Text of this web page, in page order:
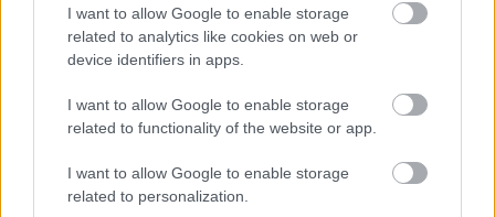
I want to allow Google to enable storage
related to analytics like cookies on web or
device identifiers in apps.
I want to allow Google to enable storage
related to functionality of the website or app.
I want to allow Google to enable storage
related to personalization.
vizsgafilmben találtunk.
Várható lemez is valamikor?
lemezanyag demószinten nagyjából már összeállt,
részben készen vannak a stúdiófelvételek is. Két
feldolgozáson kívül a dalokat én írtam, lesznek
régebbiek is, amik még otthon, és egészen újak is,
amik már Budapesten, vagy éppen Erdély és